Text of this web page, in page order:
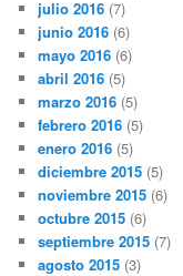
julio 2016 (7)
junio 2016 (6)
mayo 2016 (6)
abril 2016 (5)
marzo 2016 (5)
febrero 2016 (5)
enero 2016 (5)
diciembre 2015 (5)
noviembre 2015 (6)
octubre 2015 (6)
septiembre 2015 (7)
agosto 2015 (3)